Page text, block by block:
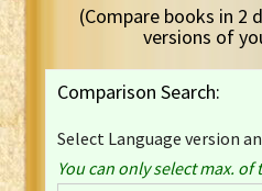
(Compare books in 2
versions of
Comparison Search:
Select Language version
You can only select max. of